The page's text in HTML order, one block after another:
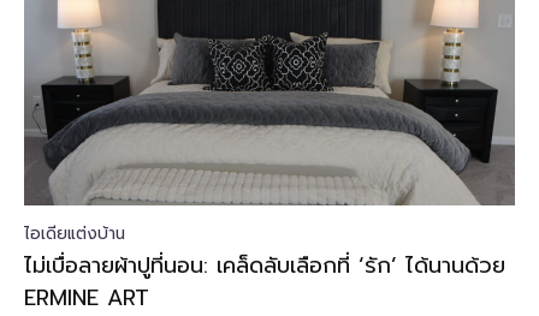
ไอเดียแต่งบ้าน
ไม่เบื่อลายผ้าปูที่นอน: เคล็ดลับเลือกที่ ‘รัก’ ได้นานด้วย
ERMINE ART